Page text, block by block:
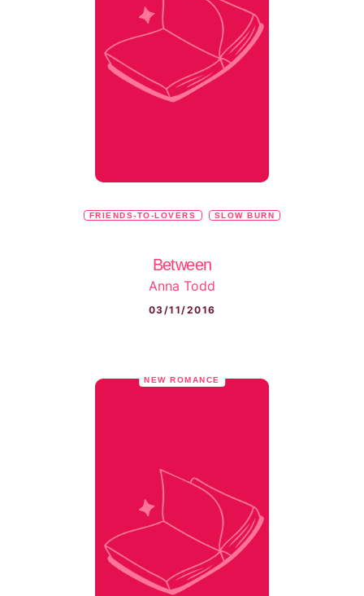
FRIENDS-TO-LOVERS SLOW BURN
Between
Anna Todd
03/11/2016
NEW ROMANCE